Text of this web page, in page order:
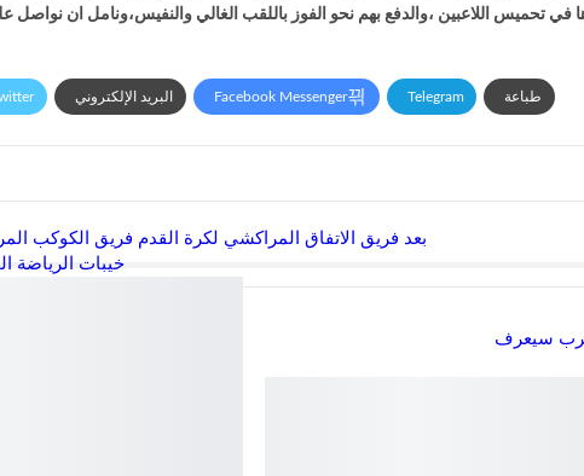
في تحميس اللاعبين ،والدفع بهم نحو الفوز باللقب الغالي والنفيس،ونامل ان نواصل
البريد الإلكتروني Facebook Messenger Telegram طباعة
بعد فريق الاتفاق المراكشي لكرة القدم فريق الكوكب
خيبات الرياضة
سيعرف